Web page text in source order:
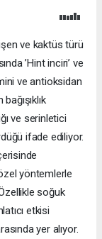
ve kaktüs türü
’Hint inciri’ ve
ve antioksidan
ve serinletici
ifade ediliyor.
yöntemlerle
soğuk
etkisi
yer alıyor.